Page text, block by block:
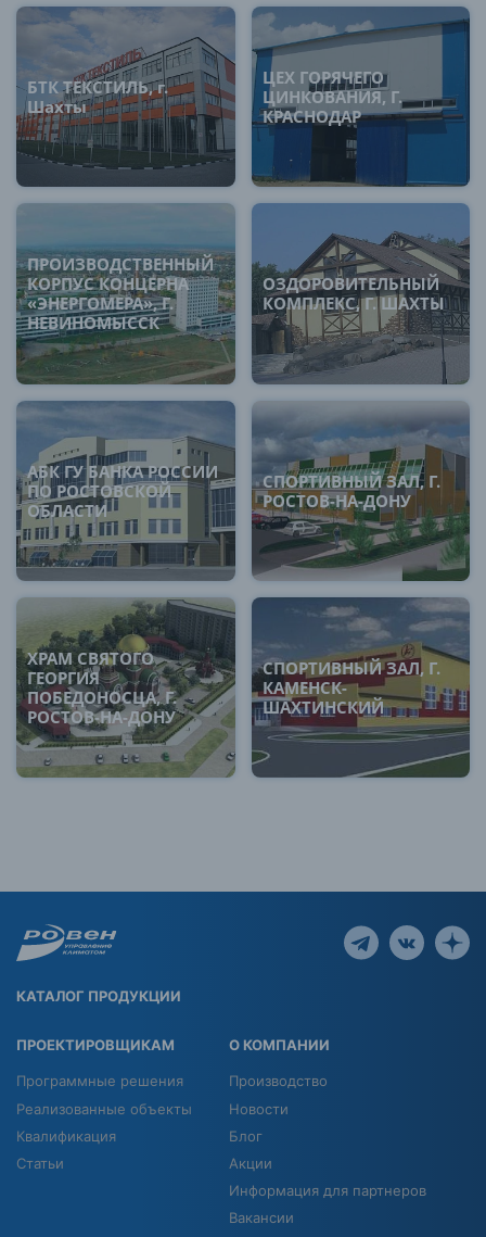
БТК ТЕКСТИЛЬ, г.
Шахты
ЦЕХ ГОРЯЧЕГО
ЦИНКОВАНИЯ, Г.
КРАСНОДАР
ПРОИЗВОДСТВЕННЫЙ
КОРПУС КОНЦЕРНА
«ЭНЕРГОМЕРА», Г.
НЕВИНОМЫССК
ОЗДОРОВИТЕЛЬНЫЙ
КОМПЛЕКС, Г. ШАХТЫ
АБК ГУ БАНКА РОССИИ
ПО РОСТОВСКОЙ
ОБЛАСТИ
СПОРТИВНЫЙ ЗАЛ, Г.
РОСТОВ-НА-ДОНУ
ХРАМ СВЯТОГО
ГЕОРГИЯ
ПОБЕДОНОСЦА, Г.
РОСТОВ-НА-ДОНУ
СПОРТИВНЫЙ ЗАЛ, Г.
КАМЕНСК-
ШАХТИНСКИЙ
КАТАЛОГ ПРОДУКЦИИ
ПРОЕКТИРОВЩИКАМ
Программные решения
Реализованные объекты
Квалификация
Статьи
О КОМПАНИИ
Производство
Новости
Блог
Акции
Информация для партнеров
Вакансии